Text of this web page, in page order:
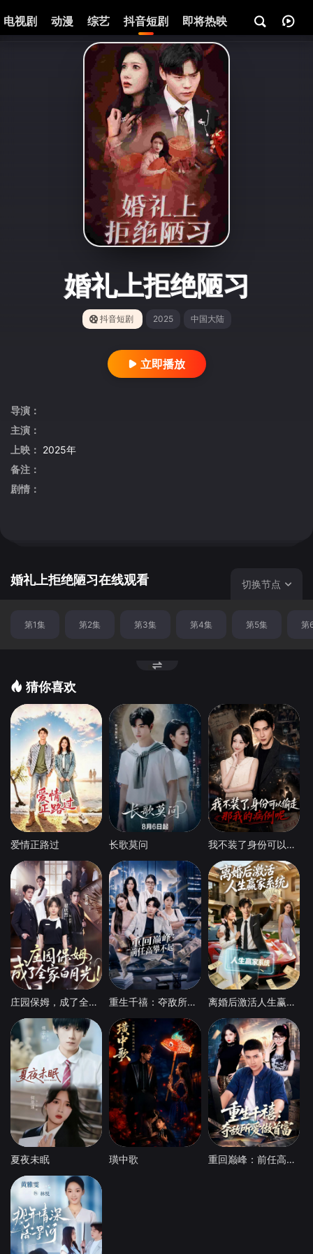
电视剧 动漫 综艺 抖音短剧 即将热映 资讯
婚礼上拒绝陋习
抖音短剧 2025 中国大陆
立即播放
导演：
主演：
上映： 2025年
备注：
剧情：
婚礼上拒绝陋习在线观看 切换节点
第1集 第2集 第3集 第4集 第5集 第
猜你喜欢
爱情正路过 长歌莫问 我不装了身份可以偷走那我的病例呢
庄园保姆，成了全家白月光 重生千禧：夺敌所爱做首富 离婚后激活人生赢家系统
夏夜未眠 璜中歌 重回巅峰：前任高攀不起